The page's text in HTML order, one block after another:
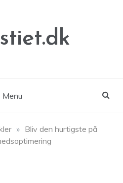
Menu
» Bliv den hurtigste på